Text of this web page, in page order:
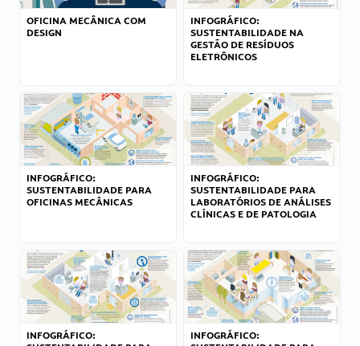
OFICINA MECÂNICA COM
DESIGN
INFOGRÁFICO:
SUSTENTABILIDADE NA
GESTÃO DE RESÍDUOS
ELETRÔNICOS
INFOGRÁFICO:
SUSTENTABILIDADE PARA
OFICINAS MECÂNICAS
INFOGRÁFICO:
SUSTENTABILIDADE PARA
LABORATÓRIOS DE ANÁLISES
CLÍNICAS E DE PATOLOGIA
INFOGRÁFICO:
INFOGRÁFICO: